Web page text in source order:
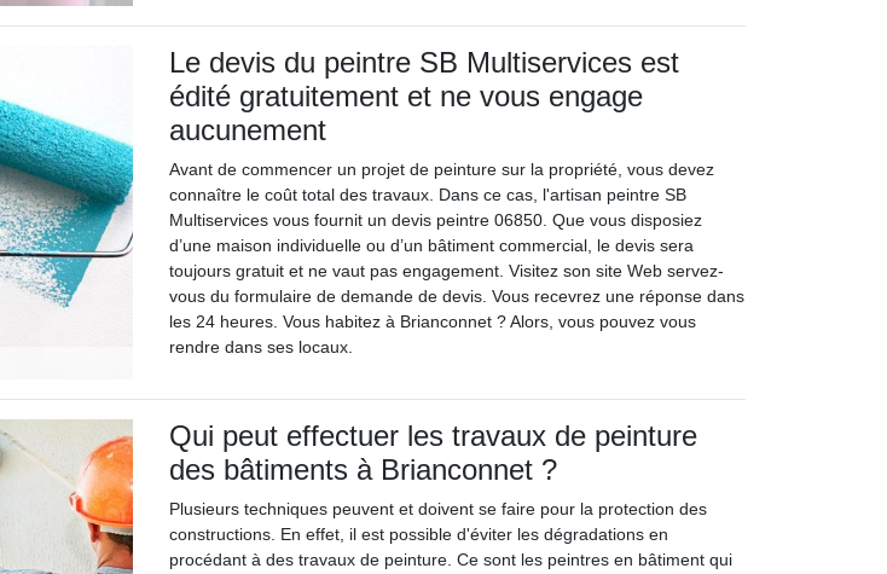
Le devis du peintre SB Multiservices est
édité gratuitement et ne vous engage
aucunement
Avant de commencer un projet de peinture sur la propriété, vous devez
connaître le coût total des travaux. Dans ce cas, l'artisan peintre SB
Multiservices vous fournit un devis peintre 06850. Que vous disposiez
d’une maison individuelle ou d’un bâtiment commercial, le devis sera
toujours gratuit et ne vaut pas engagement. Visitez son site Web servez-
vous du formulaire de demande de devis. Vous recevrez une réponse dans
les 24 heures. Vous habitez à Brianconnet ? Alors, vous pouvez vous
rendre dans ses locaux.
Qui peut effectuer les travaux de peinture
des bâtiments à Brianconnet ?
Plusieurs techniques peuvent et doivent se faire pour la protection des
constructions. En effet, il est possible d'éviter les dégradations en
procédant à des travaux de peinture. Ce sont les peintres en bâtiment qui